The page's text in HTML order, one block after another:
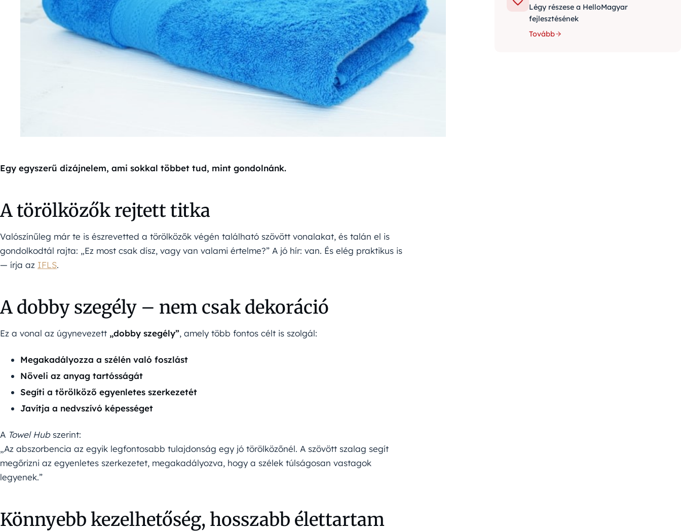
Egy egyszerű dizájnelem, ami sokkal többet tud, mint gondolnánk.
A törölközők rejtett titka
Valószínűleg már te is észrevetted a törölközők végén található szövött vonalakat, és talán el is
gondolkodtál rajta: „Ez most csak dísz, vagy van valami értelme?” A jó hír: van. És elég praktikus is
— írja az IFLS.
A dobby szegély – nem csak dekoráció
Ez a vonal az úgynevezett „dobby szegély”, amely több fontos célt is szolgál:
Megakadályozza a szélén való foszlást
Növeli az anyag tartósságát
Segíti a törölköző egyenletes szerkezetét
Javítja a nedvszívó képességet
A Towel Hubszerint:
„Az abszorbencia az egyik legfontosabb tulajdonság egy jó törölközőnél. A szövött szalag segít
megőrizni az egyenletes szerkezetet, megakadályozva, hogy a szélek túlságosan vastagok
legyenek.”
Könnyebb kezelhetőség, hosszabb élettartam
Légy részese a HelloMagyar
fejlesztésének
Tovább